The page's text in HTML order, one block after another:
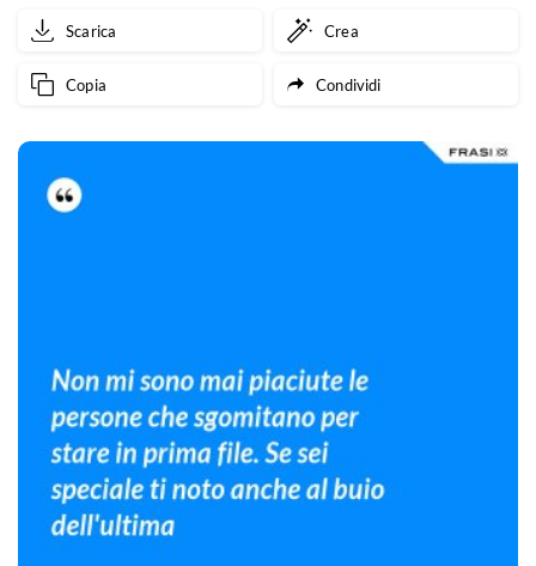
Scarica Crea
Copia Condividi